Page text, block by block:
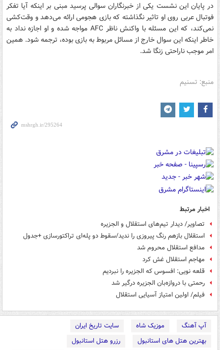
در پایان این نشست یکی از خبرنگاران سوالی پرسید مبنی بر اینکه آیا تفکر
فوتبال عربی روی او تاثیر نگذاشته که بازی هجومی ارائه می‌دهد و وقت‌کشی
نمی‌کند، که این مسئله با واکنش ناظر AFC مواجه شده و او اجازه نداد به
خاطر اینکه این سوال خارج از مسائل مربوط به بازی بوده، ترجمه شود. همین
امر موجب ناراحتی زنگا شد.
منبع: تسنیم
اخبار مرتبط
تصاویر/ دیدار تیم‌های استقلال و الجزیره
استقلال بازهم رنگ پیروزی را ندید/سقوط دو پله‌ای تراکتورسازی +جدول
مدافع استقلال محروم شد
مهاجم استقلال غش کرد
قلعه نویی: افسوس که الجزیره را نبردیم
رحمتی با دروازه‌بان الجزیره درگیر شد
فیلم/ اولین امتیاز آسیایی استقلال
آپ آهنگ موزیک شاه
سایت تاریخ ایران
بهترین هتل های استانبول
رزرو هتل استانبول